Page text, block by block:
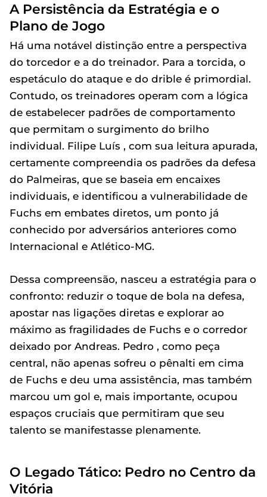
A Persistência da Estratégia e o
Plano de Jogo
Há uma notável distinção entre a perspectiva
do torcedor e a do treinador. Para a torcida, o
espetáculo do ataque e do drible é primordial.
Contudo, os treinadores operam com a lógica
de estabelecer padrões de comportamento
que permitam o surgimento do brilho
individual. Filipe Luís , com sua leitura apurada,
certamente compreendia os padrões da defesa
do Palmeiras, que se baseia em encaixes
individuais, e identificou a vulnerabilidade de
Fuchs em embates diretos, um ponto já
conhecido por adversários anteriores como
Internacional e Atlético-MG.
Dessa compreensão, nasceu a estratégia para o
confronto: reduzir o toque de bola na defesa,
apostar nas ligações diretas e explorar ao
máximo as fragilidades de Fuchs e o corredor
deixado por Andreas. Pedro , como peça
central, não apenas sofreu o pênalti em cima
de Fuchs e deu uma assistência, mas também
marcou um gol e, mais importante, ocupou
espaços cruciais que permitiram que seu
talento se manifestasse plenamente.
O Legado Tático: Pedro no Centro da
Vitória